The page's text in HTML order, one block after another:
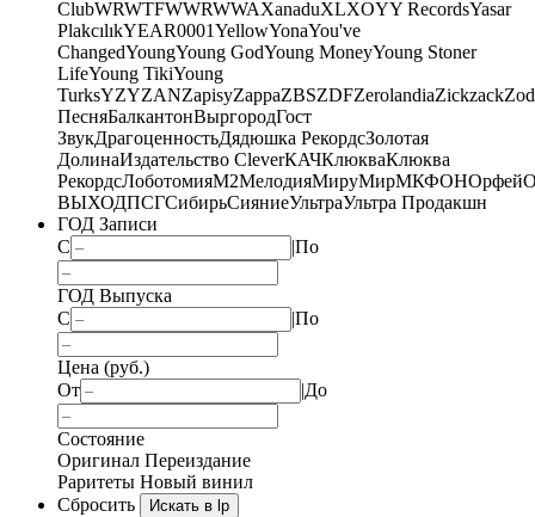
ClubWRWTFWWRWWAXanaduXLXOYY RecordsYasar
PlakcılıkYEAR0001YellowYonaYou've
ChangedYoungYoung GodYoung MoneyYoung Stoner
LifeYoung TikiYoung
TurksYZYZANZapisyZappaZBSZDFZerolandiaZickzack
ПесняБалкантонВыргородГост
ЗвукДрагоценностьДядюшка РекордсЗолотая
ДолинаИздательство CleverКАЧКлюкваКлюква
РекордсЛоботомияМ2МелодияМируМирМКФОНОрфей
ВЫХОДПСГСибирьСияниеУльтраУльтра Продакшн
ГОД Записи
С
|По
ГОД Выпуска
С
|По
Цена (руб.)
От
|До
Состояние
Оригинал Переиздание
Раритеты Новый винил
Сбросить
Искать в lp